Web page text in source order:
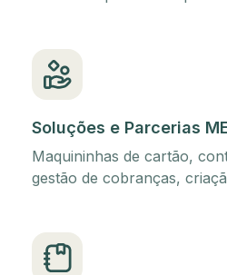
Soluções e Parcerias
Maquininhas de cartão,
gestão de cobranças,